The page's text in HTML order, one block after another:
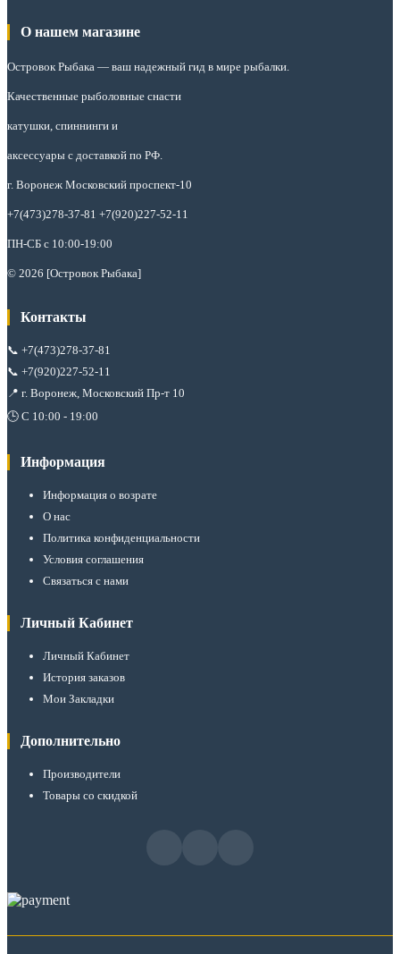
О нашем магазине
Островок Рыбака — ваш надежный гид в мире рыбалки.
Качественные рыболовные снасти
катушки, спиннинги и
аксессуары с доставкой по РФ.
г. Воронеж Московский проспект-10
+7(473)278-37-81 +7(920)227-52-11
ПН-СБ с 10:00-19:00
© 2026 [Островок Рыбака]
Контакты
📞 +7(473)278-37-81
📞 +7(920)227-52-11
📍 г. Воронеж, Московский Пр-т 10
🕒 С 10:00 - 19:00
Информация
Информация о возрате
О нас
Политика конфиденциальности
Условия соглашения
Связаться с нами
Личный Кабинет
Личный Кабинет
История заказов
Мои Закладки
Дополнительно
Производители
Товары со скидкой